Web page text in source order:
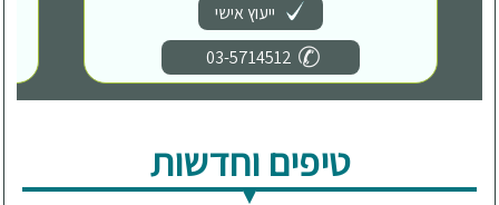
ייעוץ אישי
03-5714512
טיפים וחדשות